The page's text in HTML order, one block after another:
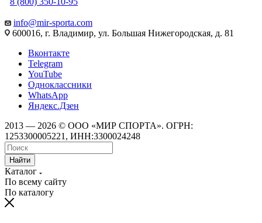
info@mir-sporta.com
600016, г. Владимир, ул. Большая Нижегородская, д. 81
Вконтакте
Telegram
YouTube
Одноклассники
WhatsApp
Яндекс.Дзен
2013 — 2026 © ООО «МИР СПОРТА». ОГРН:
1253300005221, ИНН:3300024248
Найти
Каталог
По всему сайту
По каталогу